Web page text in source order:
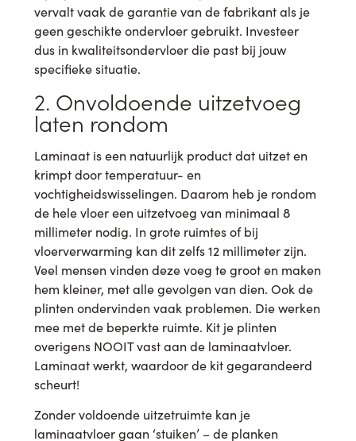
vervalt vaak de garantie van de fabrikant als je
geen geschikte ondervloer gebruikt. Investeer
dus in kwaliteitsondervloer die past bij jouw
specifieke situatie.
2. Onvoldoende uitzetvoeg
laten rondom
Laminaat is een natuurlijk product dat uitzet en
krimpt door temperatuur- en
vochtigheidswisselingen. Daarom heb je rondom
de hele vloer een uitzetvoeg van minimaal 8
millimeter nodig. In grote ruimtes of bij
vloerverwarming kan dit zelfs 12 millimeter zijn.
Veel mensen vinden deze voeg te groot en maken
hem kleiner, met alle gevolgen van dien. Ook de
plinten ondervinden vaak problemen. Die werken
mee met de beperkte ruimte. Kit je plinten
overigens NOOIT vast aan de laminaatvloer.
Laminaat werkt, waardoor de kit gegarandeerd
scheurt!
Zonder voldoende uitzetruimte kan je
laminaatvloer gaan ‘stuiken’ – de planken